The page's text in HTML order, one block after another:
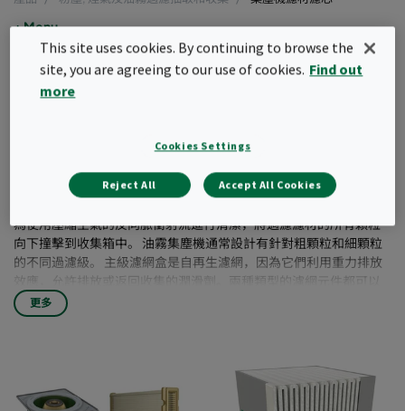
Menu
集塵機濾材濾芯
乾粉塵和煙霧或冷卻劑霧的抽取系統的組成部
為使用壓縮空氣的反向脈衝射流進行清潔，將過濾濾材的所有顆粒
向下撞擊到收集箱中。 油霧集塵機通常設計有針對粗顆粒和細顆粒
的不同過濾級。 主級濾網盒是自再生濾網，因為它們利用重力排放
效應，允許排放或返回收集的潤滑劑。兩種類型的濾網元件都可以
配備不同的過濾濾材，每一種都具有特殊的性能以確保對各種應用
和排放物的最佳過濾性能以及優化的濾網壽命。作為一家過濾公
系統的濾網外，Camfil 還提供範圍廣泛的濾筒和板式濾網配件，以
改造市場上最常見的集塵系統。
更多
This site uses cookies. By continuing to browse the
site, you are agreeing to our use of cookies. Find out
more
Cookies Settings
Reject All Accept All Cookies